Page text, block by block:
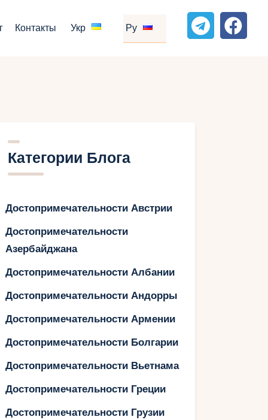
Контакты Укр Ру
Категории Блога
Достопримечательности Австрии
Достопримечательности
Азербайджана
Достопримечательности Албании
Достопримечательности Андорры
Достопримечательности Армении
Достопримечательности Болгарии
Достопримечательности Вьетнама
Достопримечательности Греции
Достопримечательности Грузии